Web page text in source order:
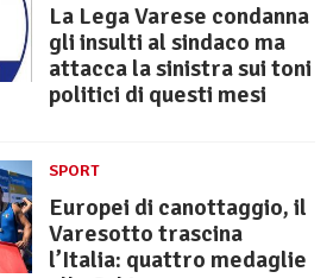
La Lega Varese condanna
gli insulti al sindaco ma
attacca la sinistra sui toni
politici di questi mesi
SPORT
Europei di canottaggio, il
Varesotto trascina
l’Italia: quattro medaglie